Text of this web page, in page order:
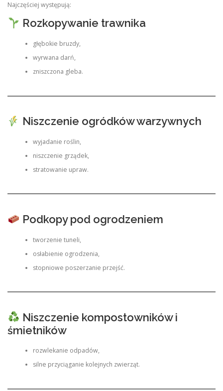
Najczęściej występują:
Rozkopywanie trawnika
głębokie bruzdy,
wyrwana darń,
zniszczona gleba.
Niszczenie ogródków warzywnych
wyjadanie roślin,
niszczenie grządek,
stratowanie upraw.
Podkopy pod ogrodzeniem
tworzenie tuneli,
osłabienie ogrodzenia,
stopniowe poszerzanie przejść.
Niszczenie kompostowników i
śmietników
rozwlekanie odpadów,
silne przyciąganie kolejnych zwierząt.